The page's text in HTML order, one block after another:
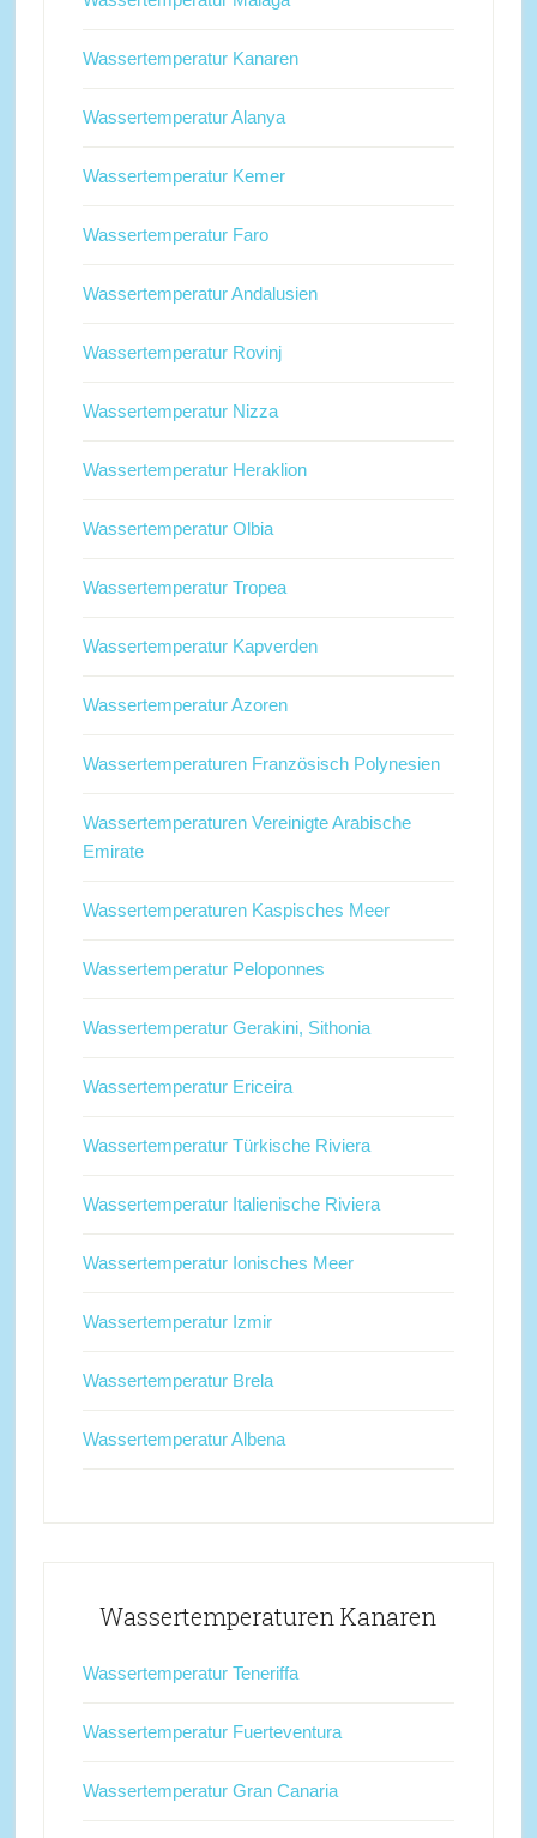
Wassertemperatur Kanaren
Wassertemperatur Alanya
Wassertemperatur Kemer
Wassertemperatur Faro
Wassertemperatur Andalusien
Wassertemperatur Rovinj
Wassertemperatur Nizza
Wassertemperatur Heraklion
Wassertemperatur Olbia
Wassertemperatur Tropea
Wassertemperatur Kapverden
Wassertemperatur Azoren
Wassertemperaturen Französisch Polynesien
Wassertemperaturen Vereinigte Arabische
Emirate
Wassertemperaturen Kaspisches Meer
Wassertemperatur Peloponnes
Wassertemperatur Gerakini, Sithonia
Wassertemperatur Ericeira
Wassertemperatur Türkische Riviera
Wassertemperatur Italienische Riviera
Wassertemperatur Ionisches Meer
Wassertemperatur Izmir
Wassertemperatur Brela
Wassertemperatur Albena
Wassertemperaturen Kanaren
Wassertemperatur Teneriffa
Wassertemperatur Fuerteventura
Wassertemperatur Gran Canaria